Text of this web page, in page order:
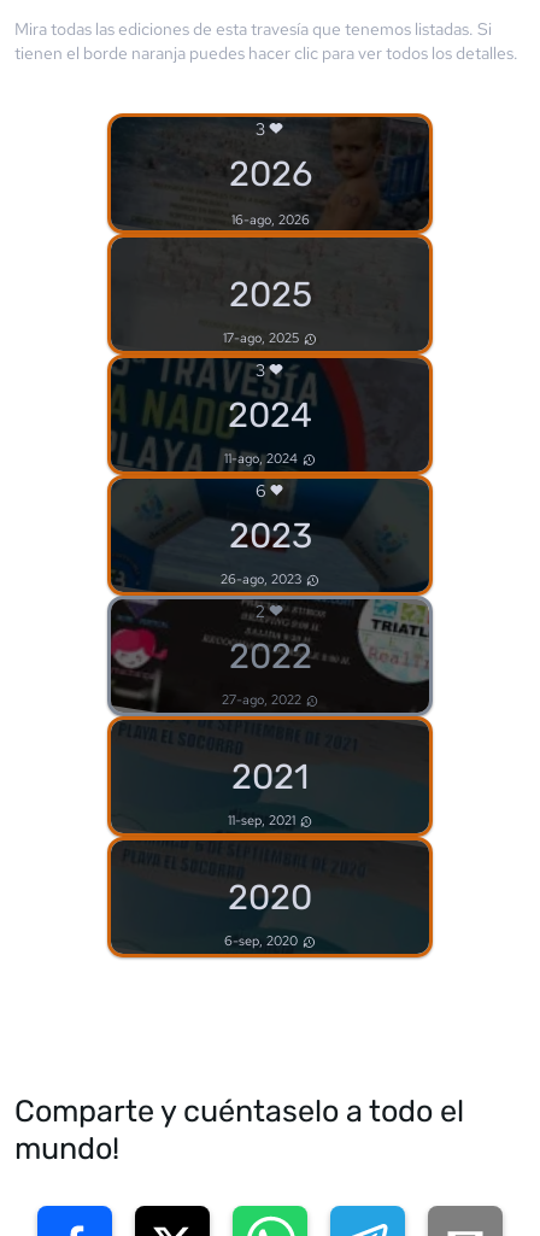
Mira todas las ediciones de esta travesía que tenemos listadas. Si
tienen el borde naranja puedes hacer clic para ver todos los detalles.
3
2026
16-ago, 2026
2025
17-ago, 2025
3
2024
11-ago, 2024
6
2023
26-ago, 2023
2
2022
27-ago, 2022
2021
11-sep, 2021
2020
6-sep, 2020
Comparte y cuéntaselo a todo el
mundo!